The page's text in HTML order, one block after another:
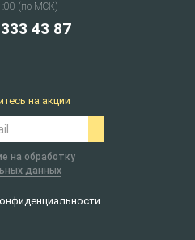
(по МСК)
43 87
на акции
на обработку
данных